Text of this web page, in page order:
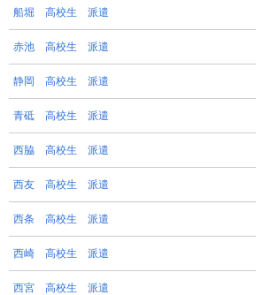
船堀 高校生 派遣
赤池 高校生 派遣
静岡 高校生 派遣
青砥 高校生 派遣
西脇 高校生 派遣
西友 高校生 派遣
西条 高校生 派遣
西崎 高校生 派遣
西宮 高校生 派遣